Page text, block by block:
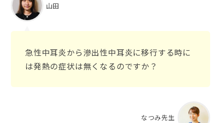
山田
急性中耳炎から滲出性中耳炎に移行する時に
は発熱の症状は無くなるのですか？
なつみ先生